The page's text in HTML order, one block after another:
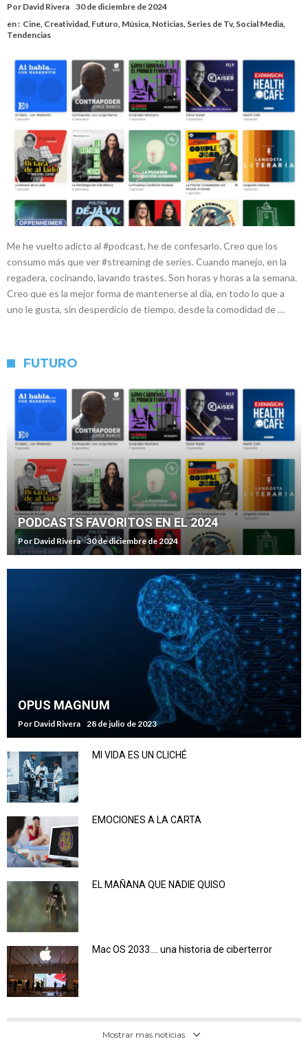
Por David Rivera 30 de diciembre de 2024
en : Cine Creatividad Futuro Música Noticias Series de Tv, Social Media
Tendencias
Me he vuelto adicto al #podcast, he de confesarlo. Creo que los
consumo más que ver #streaming de series. Cuando manejo, en la
regadera, cocinando, lavando trastes. Son horas y horas a la semana.
Creo que es la mejor forma de mantenerse al día, en todo lo que a
uno le gusta, sin desperdicio de tiempo, desde la comodidad de …
FUTURO
PODCASTS FAVORITOS EN EL 2024
Por David Rivera 30 de diciembre de 2024
OPUS MAGNUM
Por David Rivera 28 de julio de 2023
MI VIDA ES UN CLICHÉ
EMOCIONES A LA CARTA
EL MAÑANA QUE NADIE QUISO
Mac OS 2033…. una historia de ciberterror
Mostrar mas noticias